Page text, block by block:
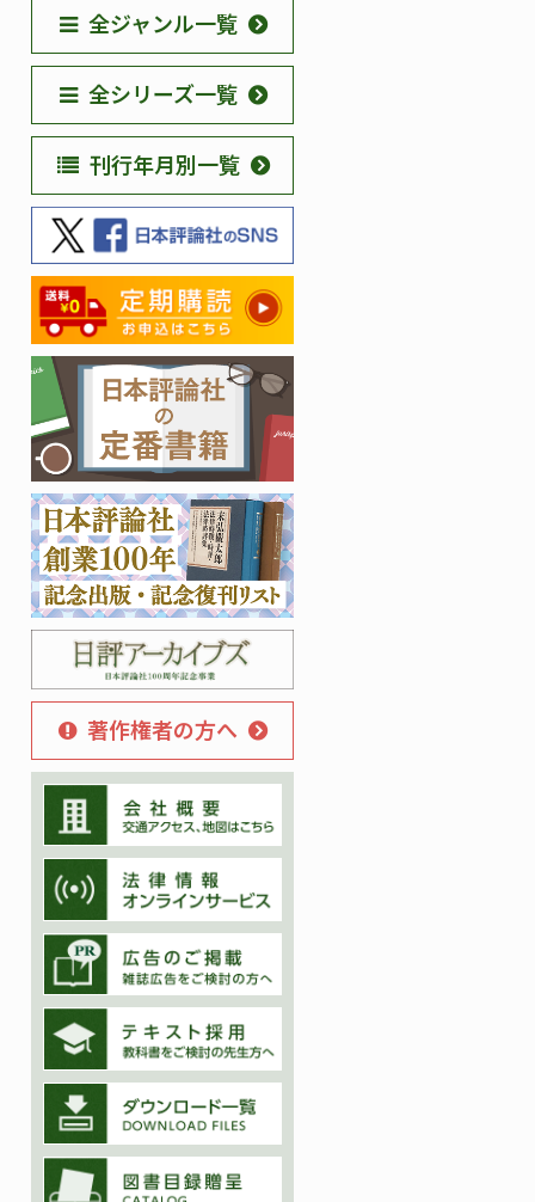
全ジャンル一覧
全シリーズ一覧
刊行年月別一覧
著作権者の方へ